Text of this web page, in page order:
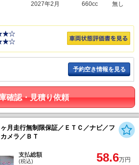
2027年2月
660cc
無し
予約空き情報を見る
確認・見積り依頼
走行無制限保証／ＥＴＣ／ナビ／フ
メラ／ＢＴ
支払総額
(税込) 58.6万円